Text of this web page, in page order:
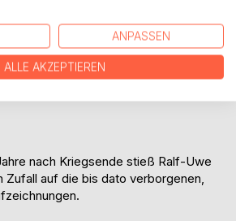
Dienst als Pioniersoldat in der
No. 71 an der
und Belgien. Als Einsatzgebiete in
nach Kriegsende stieß Ralf-Uwe
Zufall auf die bis dato verborgenen,
ANPASSEN
ALLE AKZEPTIEREN